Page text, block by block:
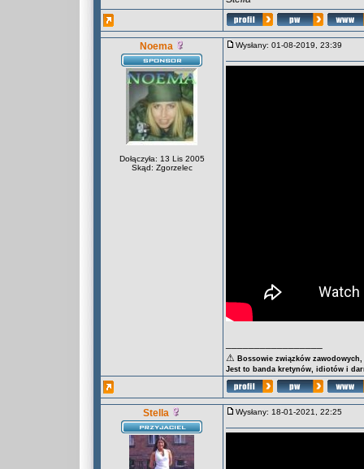
Noema
Dołączyła: 13 Lis 2005
Skąd: Zgorzelec
Wysłany: 01-08-2019, 23:39
⚠ Bossowie związków
Jest to banda kretynów, idiotów i
Stella Wysłany: 18-01-2021, 22:25